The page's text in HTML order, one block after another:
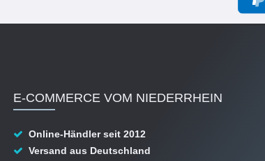
E-COMMERCE VOM NIEDERRHEIN
Online-Händler seit 2012
Versand aus Deutschland